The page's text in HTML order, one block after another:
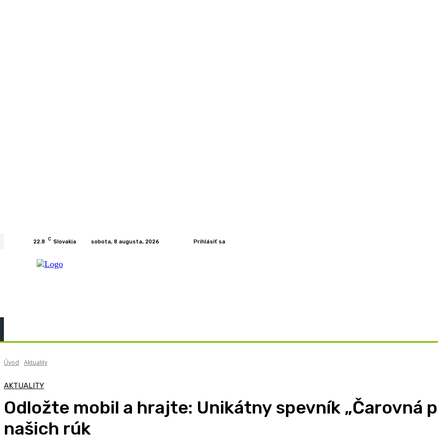
22.8 C Slovakia sobota, 8 augusta, 2026 Prihlásiť sa
Úvod Aktuality
AKTUALITY
Odložte mobil a hrajte: Unikátny spevník „Čarovná
našich rúk